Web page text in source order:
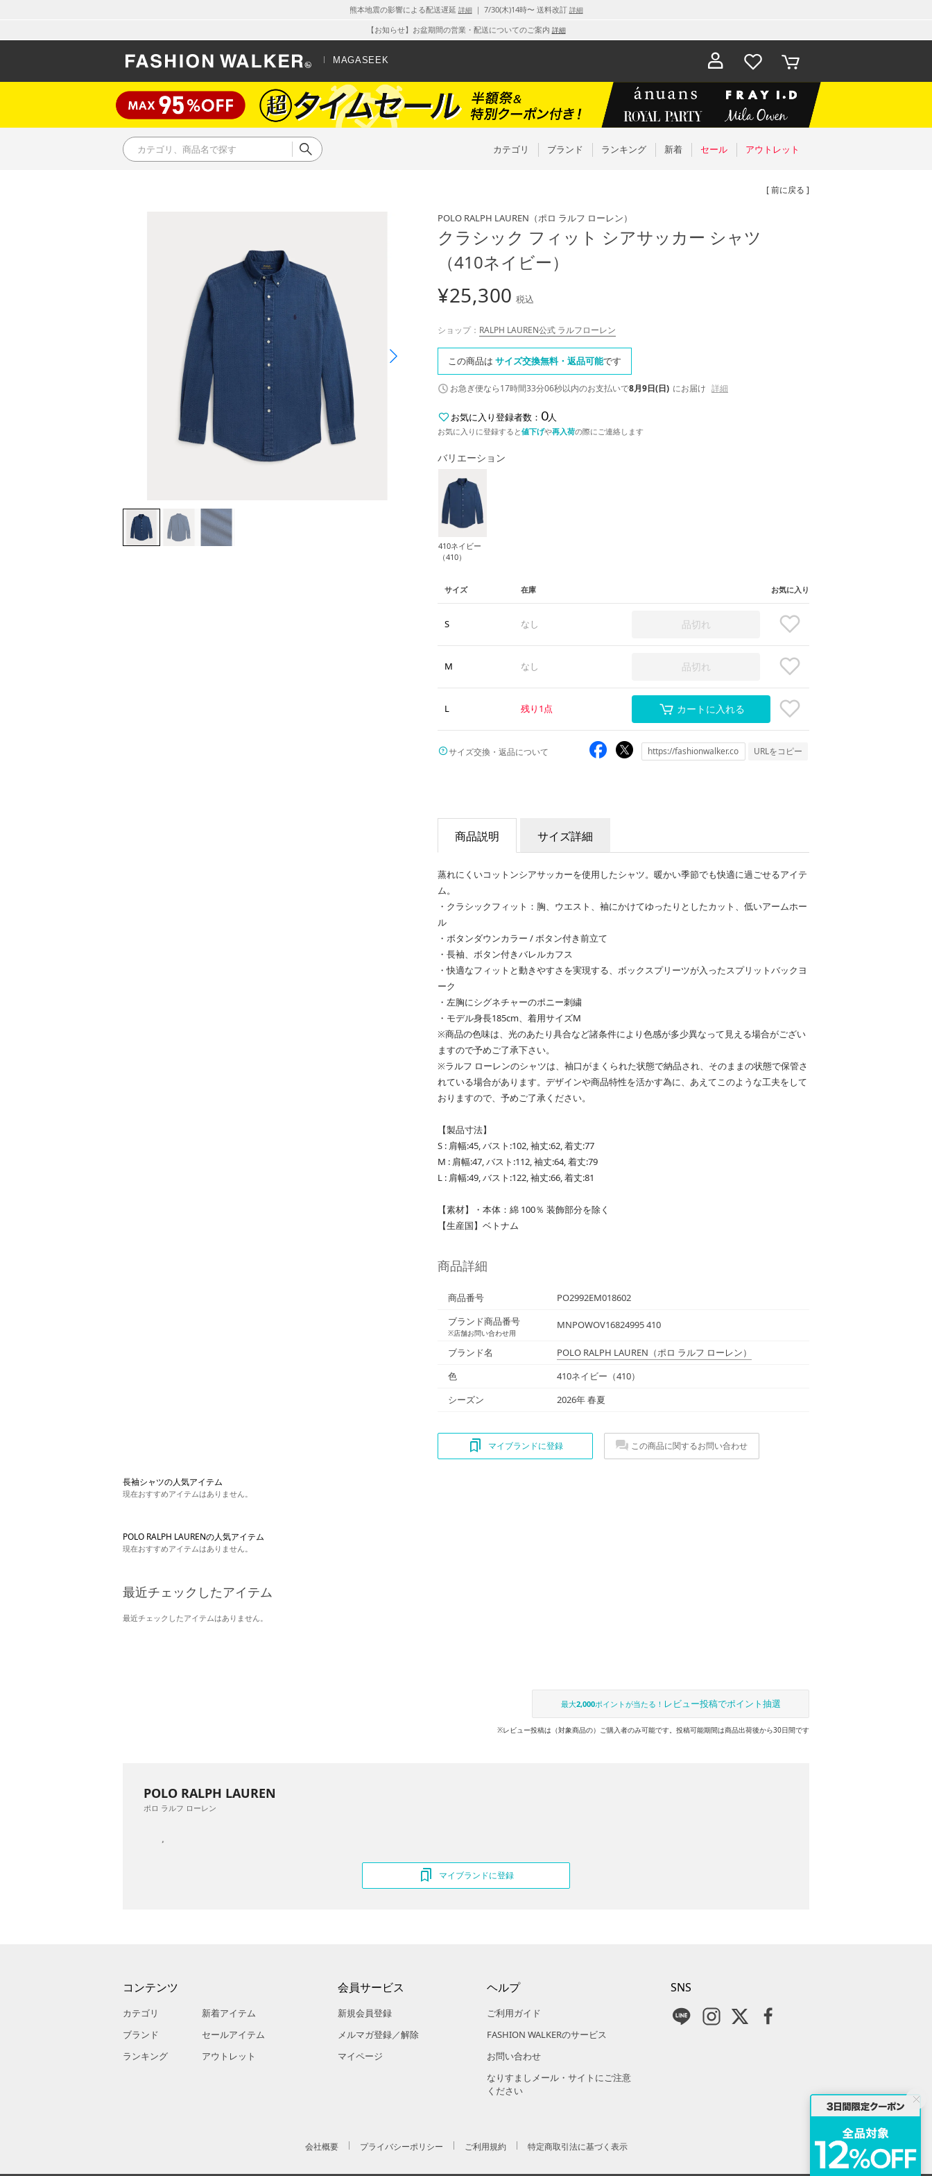
熊本地震の影響による配送遅延 詳細｜ 7/30(木)14時〜 送料改訂 詳細
【お知らせ】お盆期間の営業・配送についてのご案内 詳細
MAGASEEK
お気に入
り
カート
カテゴリ ブランド ランキング 新着 セール アウトレット
[ 前に戻る ]
POLO RALPH LAUREN （ポロ ラルフ ローレン）
クラシック フィット シアサッカー シャツ
（410ネイビー）
¥25,300 税込
ショップ： RALPH LAUREN公式 ラルフローレン
この商品は サイズ交換無料・返品可能です
お急ぎ便なら17時間33分05秒以内のお支払いで8月9日(日) にお届け 詳細
お気に入り登録者数： 0人
お気に入りに登録すると値下げや再入荷の際にご連絡します
バリエーション
410ネイビー
（410）
サイズ 在庫 お気に入り
S なし 品切れ
M なし 品切れ
L 残り1点 カートに入れる
サイズ交換・返品について URLをコピー
商品説明 サイズ詳細
蒸れにくいコットンシアサッカーを使用したシャツ。暖かい季節でも快適に過ごせるアイテ
ム。
・クラシックフィット：胸、ウエスト、袖にかけてゆったりとしたカット、低いアームホー
ル
・ボタンダウンカラー / ボタン付き前立て
・長袖、ボタン付きバレルカフス
・快適なフィットと動きやすさを実現する、ボックスプリーツが入ったスプリットバックヨ
ーク
・左胸にシグネチャーのポニー刺繍
・モデル身長185cm、着用サイズM
※商品の色味は、光のあたり具合など諸条件により色感が多少異なって見える場合がござい
ますので予めご了承下さい。
※ラルフ ローレンのシャツは、袖口がまくられた状態で納品され、そのままの状態で保管さ
れている場合があります。デザインや商品特性を活かす為に、あえてこのような工夫をして
おりますので、予めご了承ください。
【製品寸法】
S : 肩幅:45, バスト:102, 袖丈:62, 着丈:77
M : 肩幅:47, バスト:112, 袖丈:64, 着丈:79
L : 肩幅:49, バスト:122, 袖丈:66, 着丈:81
【素材】・本体：綿 100％ 装飾部分を除く
【生産国】ベトナム
商品詳細
商品番号
PO2992EM018602
ブランド商品番号
※店舗お問い合わせ用
MNPOWOV16824995 410
ブランド名 POLO RALPH LAUREN （ポロ ラルフ ローレン）
色
410ネイビー（410）
シーズン
2026年 春夏
マイブランドに登録 この商品に関するお問い合わせ
長袖シャツの人気アイテム
現在おすすめアイテムはありません。
POLO RALPH LAURENの人気アイテム
現在おすすめアイテムはありません。
最近チェックしたアイテム
最近チェックしたアイテムはありません。
最大2,000ポイントが当たる！ レビュー投稿でポイント抽選
※レビュー投稿は（対象商品の）ご購入者のみ可能です。投稿可能期間は商品出荷後から30日間です
POLO RALPH LAUREN
ポロ ラルフ ローレン
マイブランドに登録
コンテンツ
カテゴリ
ブランド
ランキング
新着アイテム
セールアイテム
アウトレット
会員サービス
新規会員登録
メルマガ登録／解除
マイページ
ヘルプ
ご利用ガイド
FASHION WALKERのサービス
お問い合わせ
なりすましメール・サイトにご注意
ください
SNS
会社概要 プライバシーポリシー ご利用規約 特定商取引法に基づく表示